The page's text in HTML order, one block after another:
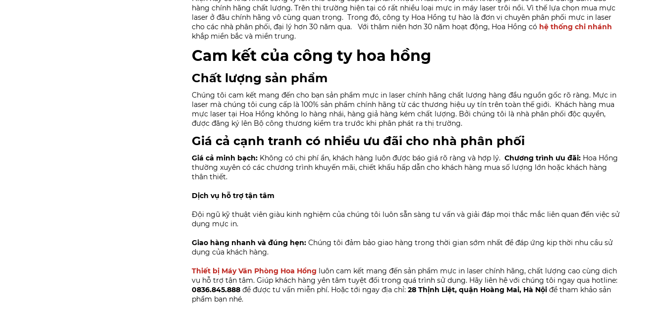
hàng chính hãng chất lượng. Trên thị trường hiện tại có rất nhiều loại mực in máy laser trôi nổi. Vì thế lựa chọn mua mực
laser ở đâu chính hãng vô cùng quan trọng. Trong đó, công ty Hoa Hồng tự hào là đơn vị chuyên phân phối mực in laser
cho các nhà phân phối, đại lý hơn 30 năm qua.
Với thâm niên hơn 30 năm hoạt động, Hoa Hồng có hệ thống chi nhánh
khắp miền bắc và miền trung.
Cam kết của công ty hoa hồng
Chất lượng sản phẩm
Chúng tôi cam kết mang đến cho bạn sản phẩm mực in laser chính hãng chất lượng hàng đầu nguồn gốc rõ ràng. Mực in
laser mà chúng tôi cung cấp là 100% sản phẩm chính hãng từ các thương hiệu uy tín trên toàn thế giới. Khách hàng mua
mực laser tại Hoa Hồng không lo hàng nhái, hàng giả hàng kém chất lượng. Bởi chúng tôi là nhà phân phối độc quyền,
được đăng ký lên Bộ công thương kiểm tra trước khi phân phát ra thị trường.
Giá cả cạnh tranh có nhiều ưu đãi cho nhà phân phối
Giá cả minh bạch: Không có chi phí ẩn, khách hàng luôn được báo giá rõ ràng và hợp lý. Chương trình ưu đãi: Hoa Hồng
thường xuyên có các chương trình khuyến mãi, chiết khấu hấp dẫn cho khách hàng mua số lượng lớn hoặc khách hàng
thân thiết.
Dịch vụ hỗ trợ tận tâm
Đội ngũ kỹ thuật viên giàu kinh nghiệm của chúng tôi luôn sẵn sàng tư vấn và giải đáp mọi thắc mắc liên quan đến việc sử
dụng mực in.
Giao hàng nhanh và đúng hẹn: Chúng tôi đảm bảo giao hàng trong thời gian sớm nhất để đáp ứng kịp thời nhu cầu sử
dụng của khách hàng.
Thiết bị Máy Văn Phòng Hoa Hồng luôn cam kết mang đến sản phẩm mực in laser chính hãng, chất lượng cao cùng dịch
vụ hỗ trợ tận tâm. Giúp khách hàng yên tâm tuyệt đối trong quá trình sử dụng. Hãy liên hệ với chúng tôi ngay qua hotline:
0836.845.888 để được tư vấn miễn phí. Hoặc tới ngay địa chỉ: 28 Thịnh Liệt, quận Hoàng Mai, Hà Nội để tham khảo sản
phẩm bạn nhé.